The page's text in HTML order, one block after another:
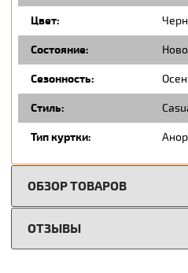
Цвет:
Состояние:
Сезонность:
Стиль:
Тип куртки:
ОБЗОР ТОВАРОВ
ОТЗЫВЫ